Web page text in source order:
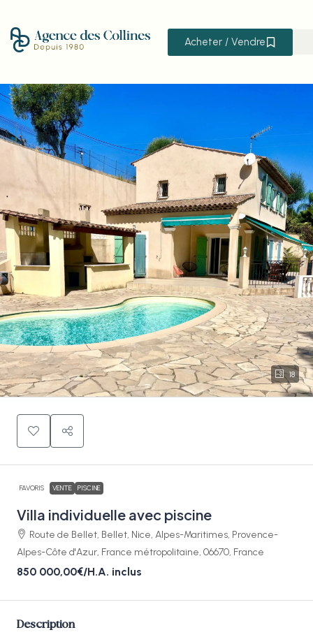
Acheter / Vendre
18
FAVORIS VENTE PISCINE
Villa individuelle avec piscine
Route de Bellet, Bellet, Nice, Alpes-Maritimes, Provence-
Alpes-Côte d'Azur, France métropolitaine, 06670, France
850 000,00€/H.A. inclus
Description